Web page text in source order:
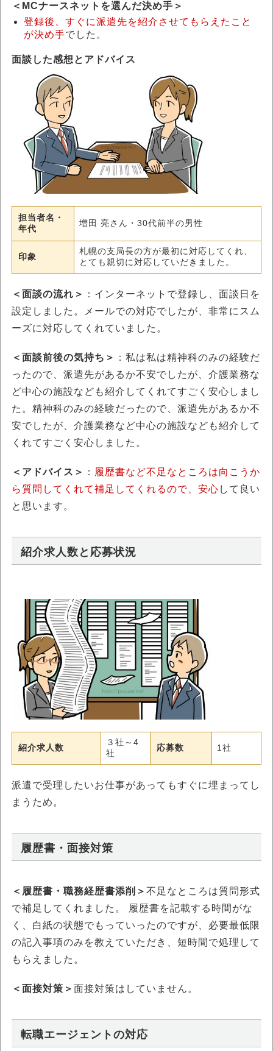
＜ MCナースネットを選んだ決め手 ＞
登録後、すぐに派遣先を紹介させてもらえたこと
が決め手でした。
面談した感想とアドバイス
担当者名・
年代
増田 亮さん・30代前半の男性
印象
札幌の支局長の方が最初に対応してくれ、
とても親切に対応していだきました。
＜面談の流れ＞
：インターネットで登録し、面談日を
設定しました。メールでの対応でしたが、非常にスム
ーズに対応してくれていました。
＜面談前後の気持ち＞
：私は私は精神科のみの経験だ
ったので、派遣先があるか不安でしたが、介護業務な
ど中心の施設なども紹介してくれてすごく安心しまし
た。精神科のみの経験だったので、派遣先があるか不
安でしたが、介護業務など中心の施設なども紹介して
くれてすごく安心しました。
＜アドバイス＞ ： 履歴書など不足なところは向こうか
ら質問してくれて補足してくれるので、安心 して良い
と思います。
紹介求人数と応募状況
紹介求人数
３社～4
社
応募数 1社
派遣で受理したいお仕事があってもすぐに埋まってし
まうため。
履歴書・面接対策
＜履歴書・職務経歴書添削＞ 不足なところは質問形式
で補足してくれました。 履歴書を記載する時間がな
く、白紙の状態でもっていったのですが、必要最低限
の記入事項のみを教えていただき、短時間で処理して
もらえました。
＜面接対策＞ 面接対策はしていません。
転職エージェントの対応